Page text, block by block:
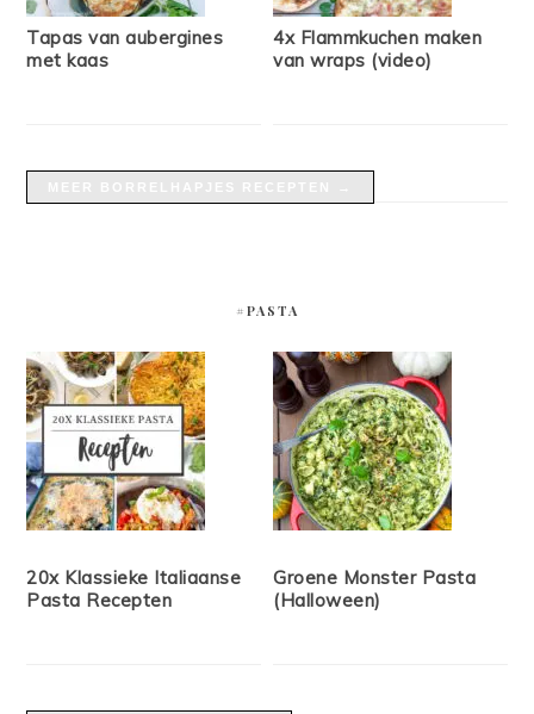
Tapas van aubergines
met kaas
4x Flammkuchen maken
van wraps (video)
#PASTA
20x Klassieke Italiaanse
Pasta Recepten
Groene Monster Pasta
(Halloween)